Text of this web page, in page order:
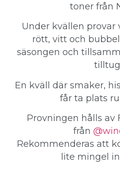
toner från
Under kvällen provar
rött, vitt och
säsongen och
En kväll där smaker,
får ta plats
Provningen hålls av
från
Rekommenderas att
lite mingel